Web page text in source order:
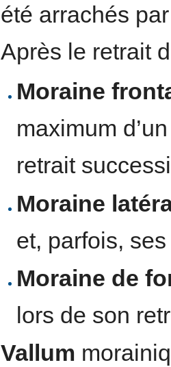
été arrachés
Après le retrait
Moraine
maximum
retrait
Moraine
et, parfois,
Moraine de
lors de son
Vallum